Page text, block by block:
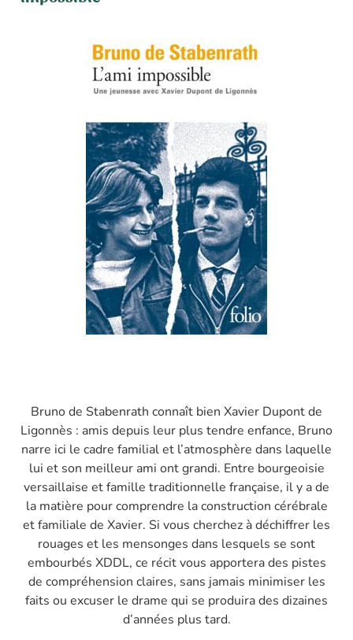
Bruno de Stabenrath connaît bien Xavier Dupont de
Ligonnès : amis depuis leur plus tendre enfance, Bruno
narre ici le cadre familial et l’atmosphère dans laquelle
lui et son meilleur ami ont grandi. Entre bourgeoisie
versaillaise et famille traditionnelle française, il y a de
la matière pour comprendre la construction cérébrale
et familiale de Xavier. Si vous cherchez à déchiffrer les
rouages et les mensonges dans lesquels se sont
embourbés XDDL, ce récit vous apportera des pistes
de compréhension claires, sans jamais minimiser les
faits ou excuser le drame qui se produira des dizaines
d’années plus tard.